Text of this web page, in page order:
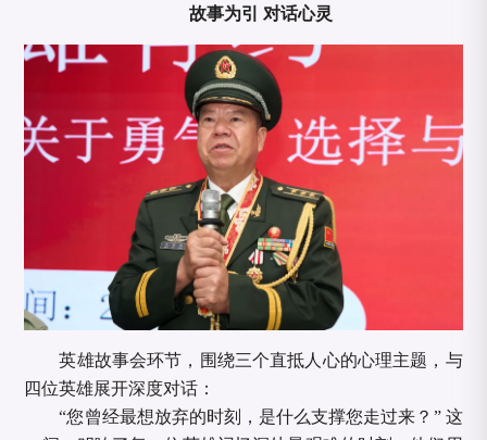
故事为引
对话心灵
英雄故事会环节，围绕三个直抵人心的心理主题，与
四位英雄展开深度对话：
“您曾经最想放弃的时刻，是什么支撑您走过来？” 这